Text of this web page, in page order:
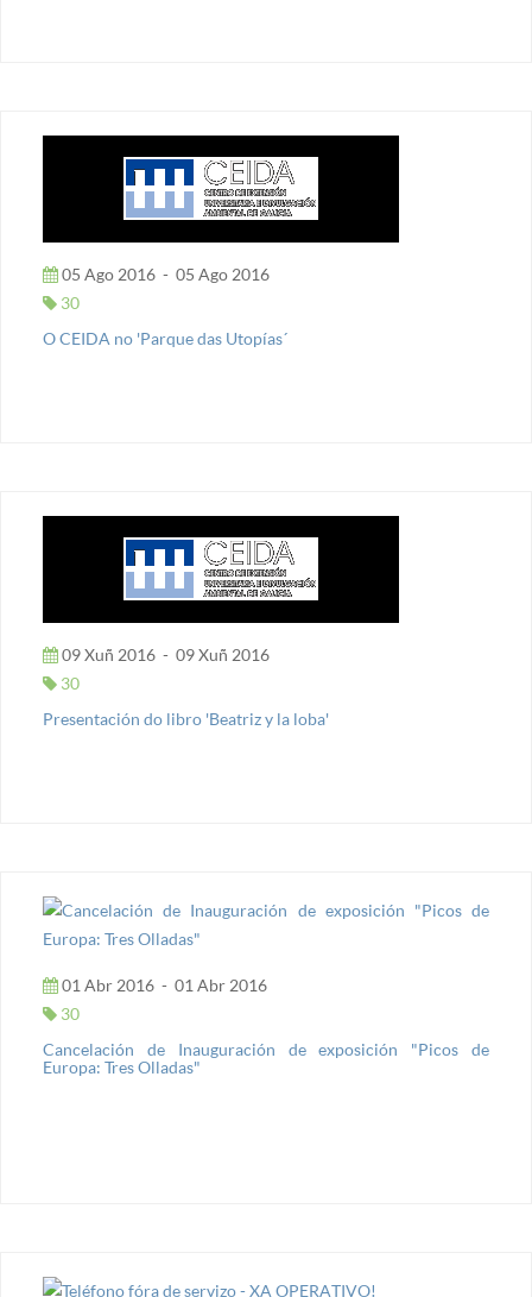
05 Ago 2016 - 05 Ago 2016
30
O CEIDA no 'Parque das Utopías´
09 Xuñ 2016 - 09 Xuñ 2016
30
Presentación do libro 'Beatriz y la loba'
01 Abr 2016 - 01 Abr 2016
30
Cancelación de Inauguración de exposición "Picos de
Europa: Tres Olladas"